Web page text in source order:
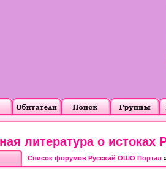
литература о истоках
Список форумов Русский ОШО Портал